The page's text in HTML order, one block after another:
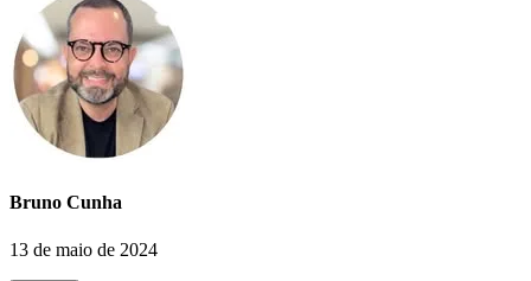
Bruno Cunha
13 de maio de 2024